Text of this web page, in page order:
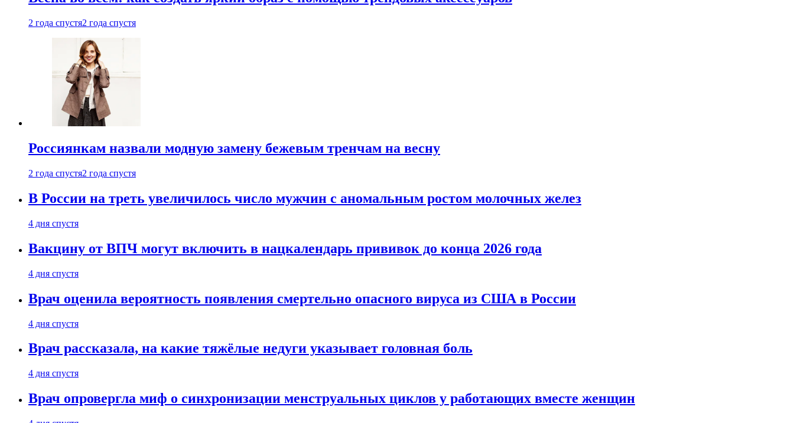
2 года спустя2 года спустя
Россиянкам назвали модную замену бежевым тренчам на весну
2 года спустя2 года спустя
В России на треть увеличилось число мужчин с аномальным ростом молочных желез
4 дня спустя
Вакцину от ВПЧ могут включить в нацкалендарь прививок до конца 2026 года
4 дня спустя
Врач оценила вероятность появления смертельно опасного вируса из США в России
4 дня спустя
Врач рассказала, на какие тяжёлые недуги указывает головная боль
4 дня спустя
Врач опровергла миф о синхронизации менструальных циклов у работающих вместе женщин